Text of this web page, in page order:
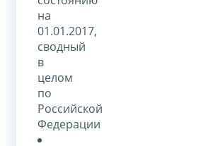
на
01.01.2017,
сводный
в
целом
по
Российской
Федерации